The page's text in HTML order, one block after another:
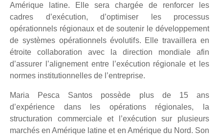
Amérique latine. Elle sera chargée de renforcer les
cadres d’exécution, d’optimiser les processus
opérationnels régionaux et de soutenir le développement
de systèmes opérationnels évolutifs. Elle travaillera en
étroite collaboration avec la direction mondiale afin
d’assurer l’alignement entre l’exécution régionale et les
normes institutionnelles de l’entreprise.
Maria Pesca Santos possède plus de 15 ans
d’expérience dans les opérations régionales, la
structuration commerciale et l’exécution sur plusieurs
marchés en Amérique latine et en Amérique du Nord. Son